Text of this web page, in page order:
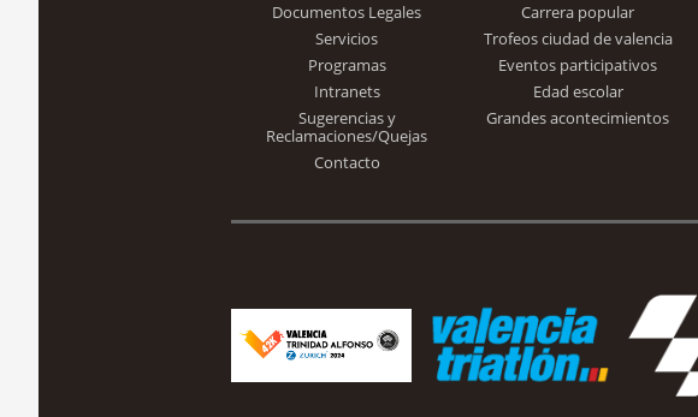
Trinidad Alfonso
Documentos Legales
Servicios
Programas
Intranets
Sugerencias y
Reclamaciones/Quejas
Contacto
Carrera popular
Trofeos ciudad de valencia
Eventos participativos
Edad escolar
Grandes acontecimientos